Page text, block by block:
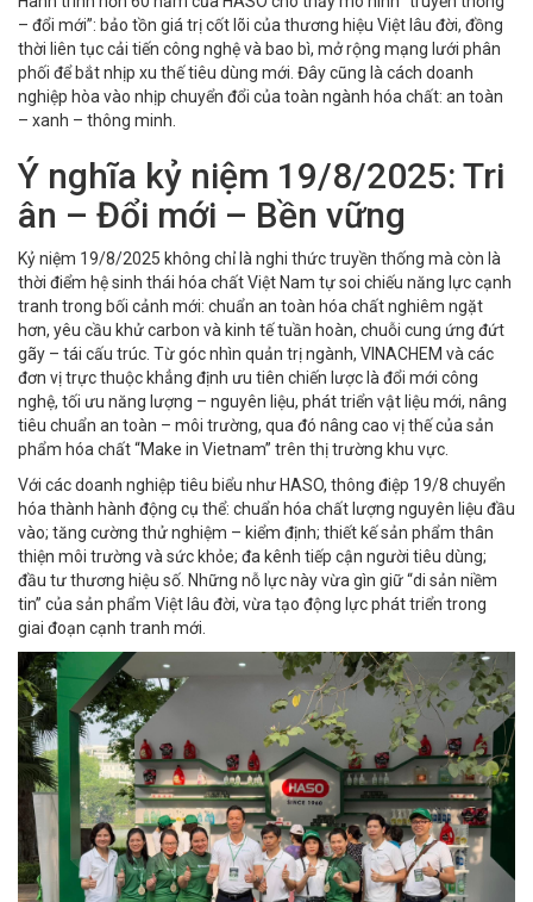
– đổi mới”: bảo tồn giá trị cốt lõi của thương hiệu Việt lâu đời, đồng
thời liên tục cải tiến công nghệ và bao bì, mở rộng mạng lưới phân
phối để bắt nhịp xu thế tiêu dùng mới. Đây cũng là cách doanh
nghiệp hòa vào nhịp chuyển đổi của toàn ngành hóa chất: an toàn
– xanh – thông minh.
Ý nghĩa kỷ niệm 19/8/2025: Tri
ân – Đổi mới – Bền vững
Kỷ niệm 19/8/2025 không chỉ là nghi thức truyền thống mà còn là
thời điểm hệ sinh thái hóa chất Việt Nam tự soi chiếu năng lực cạnh
tranh trong bối cảnh mới: chuẩn an toàn hóa chất nghiêm ngặt
hơn, yêu cầu khử carbon và kinh tế tuần hoàn, chuỗi cung ứng đứt
gãy – tái cấu trúc. Từ góc nhìn quản trị ngành, VINACHEM và các
đơn vị trực thuộc khẳng định ưu tiên chiến lược là đổi mới công
nghệ, tối ưu năng lượng – nguyên liệu, phát triển vật liệu mới, nâng
tiêu chuẩn an toàn – môi trường, qua đó nâng cao vị thế của sản
phẩm hóa chất “Make in Vietnam” trên thị trường khu vực.
Với các doanh nghiệp tiêu biểu như HASO, thông điệp 19/8 chuyển
hóa thành hành động cụ thể: chuẩn hóa chất lượng nguyên liệu đầu
vào; tăng cường thử nghiệm – kiểm định; thiết kế sản phẩm thân
thiện môi trường và sức khỏe; đa kênh tiếp cận người tiêu dùng;
đầu tư thương hiệu số. Những nỗ lực này vừa gìn giữ “di sản niềm
tin” của sản phẩm Việt lâu đời, vừa tạo động lực phát triển trong
giai đoạn cạnh tranh mới.